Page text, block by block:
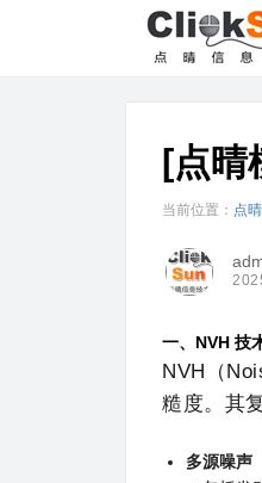
[点晴
当前位置： 点
一、NVH 技
NVH（
糙度。其
多源噪声